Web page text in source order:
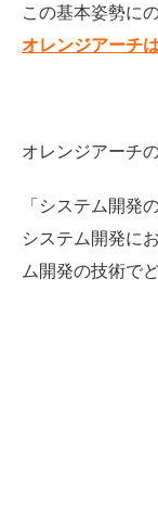
この基本姿勢に
オレンジアーチ
オレンジアーチ
「システム開発
システム開発に
ム開発の技術で